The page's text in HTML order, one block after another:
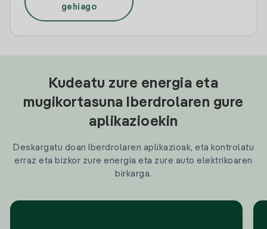
gehiago
Kudeatu zure energia eta
mugikortasuna Iberdrolaren gure
aplikazioekin
Deskargatu doan Iberdrolaren aplikazioak, eta kontrolatu
erraz eta bizkor zure energia eta zure auto elektrikoaren
birkarga.